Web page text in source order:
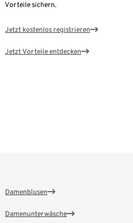
Vorteile sichern.
Jetzt kostenlos registrieren
Jetzt Vorteile entdecken
Damenblusen
Damenunterwäsche